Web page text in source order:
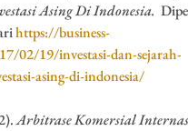
Asing Di Indonesia.
https://business-
02/19/investasi-dan-sejarah-
asing-di-indonesia/
Arbitrase Komersial